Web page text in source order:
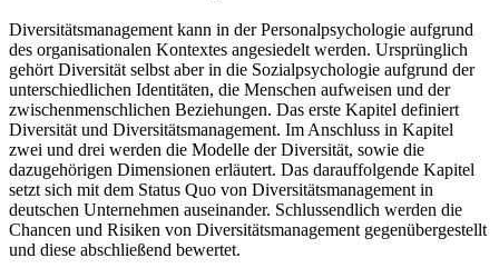
Diversitätsmanagement kann in der Personalpsychologie aufgrund
des organisationalen Kontextes angesiedelt werden. Ursprünglich
gehört Diversität selbst aber in die Sozialpsychologie aufgrund der
unterschiedlichen Identitäten, die Menschen aufweisen und der
zwischenmenschlichen Beziehungen. Das erste Kapitel definiert
Diversität und Diversitätsmanagement. Im Anschluss in Kapitel
zwei und drei werden die Modelle der Diversität, sowie die
dazugehörigen Dimensionen erläutert. Das darauffolgende Kapitel
setzt sich mit dem Status Quo von Diversitätsmanagement in
deutschen Unternehmen auseinander. Schlussendlich werden die
Chancen und Risiken von Diversitätsmanagement gegenübergestellt
und diese abschließend bewertet.